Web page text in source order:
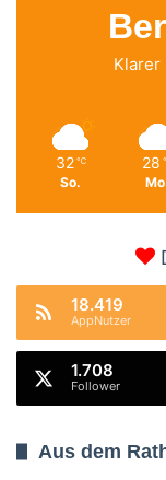
Klarer
32 ℃
So.
28
18.419
AppNutzer
1.708
Follower
Aus dem